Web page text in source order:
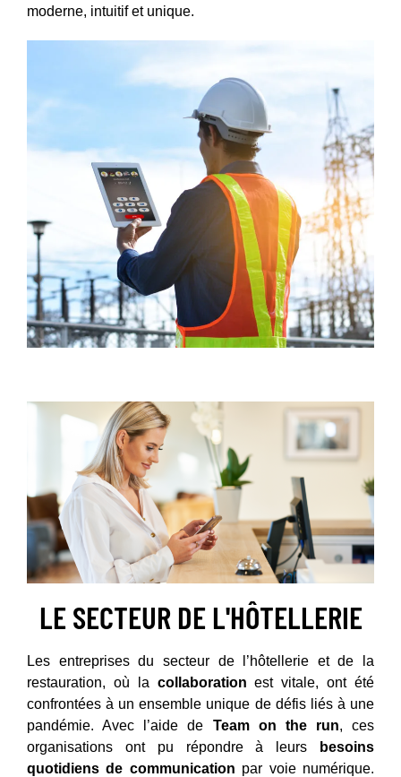
moderne, intuitif et unique.
LE SECTEUR DE L'HÔTELLERIE
Les entreprises du secteur de l’hôtellerie et de la
restauration, où la collaboration est vitale, ont été
confrontées à un ensemble unique de défis liés à une
pandémie. Avec l’aide de Team on the run, ces
organisations ont pu répondre à leurs
besoins
quotidiens de communication par voie numérique.